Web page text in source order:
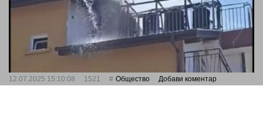
12.07.2025 15:10:08 1521 Общество Добави коментар